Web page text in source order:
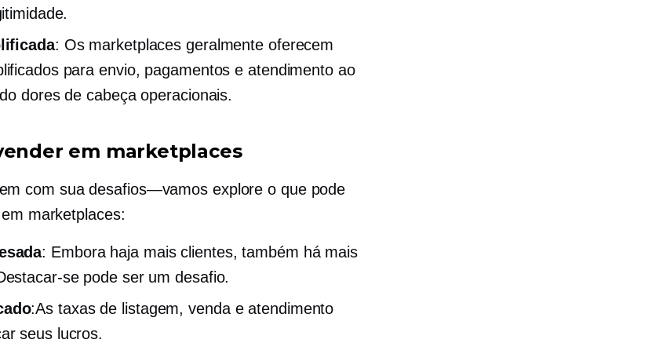
: Os marketplaces geralmente oferecem
para envio, pagamentos e atendimento ao
dores de cabeça operacionais.
em marketplaces
com suadesafios—vamos explore o que pode
marketplaces:
: Embora haja mais clientes, também há mais
se pode ser um desafio.
:As taxas de listagem, venda e atendimento
seus lucros.